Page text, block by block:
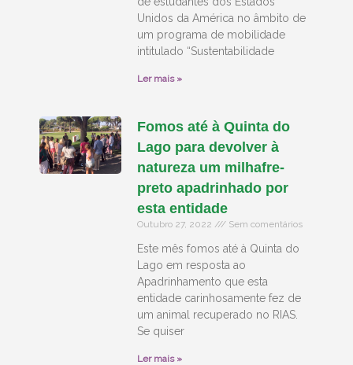
Unidos da América no âmbito de
um programa de mobilidade
intitulado “Sustentabilidade
Ler mais »
Fomos até à Quinta do
Lago para devolver à
natureza um milhafre-
preto apadrinhado por
esta entidade
Outubro 27, 2022 Sem comentários
Este mês fomos até à Quinta do
Lago em resposta ao
Apadrinhamento que esta
entidade carinhosamente fez de
um animal recuperado no RIAS.
Se quiser
Ler mais »